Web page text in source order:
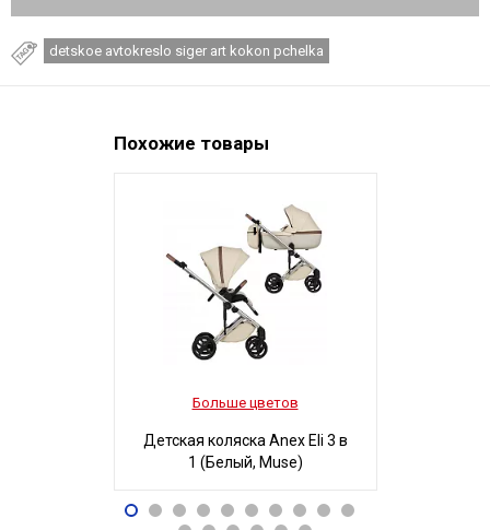
detskoe avtokreslo siger art kokon pchelka
Похожие товары
Больше цветов
Детская коляска Anex Eli 3 в
1 (Белый, Muse)
96 490Р